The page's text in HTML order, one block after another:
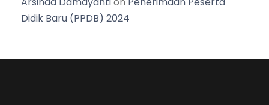
Didik Baru (PPDB) 2024